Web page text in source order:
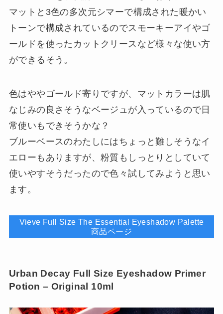
マットと3色の多次元シマーで構成された暖かい
トーンで構成されているのでスモーキーアイやゴ
ールドを使ったカットクリースなど様々な使い方
ができるそう。
色はややゴールド寄りですが、マットカラーは肌
なじみの良さそうなベージュが入っているので日
常使いもできそうかな？
ブルーベースのわたしにはちょっと難しそうなイ
エローもありますが、粉質もしっとりとしていて
使いやすそうだったので色々試してみようと思い
ます。
Vieve Full Size The Essential Eyeshadow Palette
商品ページ
Urban Decay Full Size Eyeshadow Primer
Potion – Original 10ml